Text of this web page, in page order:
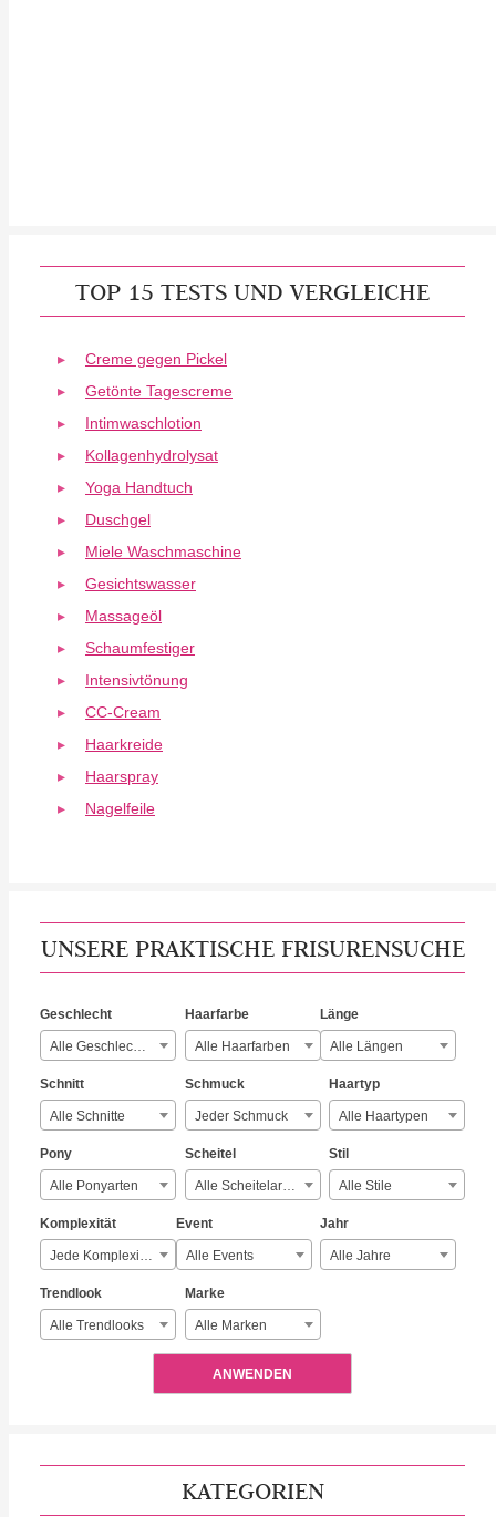
TOP 15 TESTS UND VERGLEICHE
Creme gegen Pickel
Getönte Tagescreme
Intimwaschlotion
Kollagenhydrolysat
Yoga Handtuch
Duschgel
Miele Waschmaschine
Gesichtswasser
Massageöl
Schaumfestiger
Intensivtönung
CC-Cream
Haarkreide
Haarspray
Nagelfeile
UNSERE PRAKTISCHE FRISURENSUCHE
Geschlecht
Alle Geschlechter
Haarfarbe
Alle Haarfarben
Länge
Alle Längen
Schnitt
Alle Schnitte
Schmuck
Jeder Schmuck
Haartyp
Alle Haartypen
Pony
Alle Ponyarten
Scheitel
Alle Scheitelarten
Stil
Alle Stile
Komplexität
Jede Komplexität
Event
Alle Events
Jahr
Alle Jahre
Trendlook
Alle Trendlooks
Marke
Alle Marken
ANWENDEN
KATEGORIEN